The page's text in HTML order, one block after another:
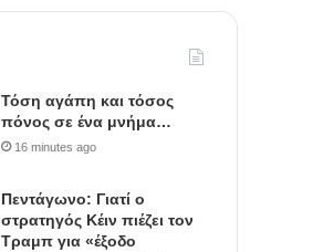
Τόση αγάπη και τόσος
πόνος σε ένα μνήμα…
16 minutes ago
Πεντάγωνο: Γιατί ο
στρατηγός Κέιν πιέζει τον
Τραμπ για «έξοδο